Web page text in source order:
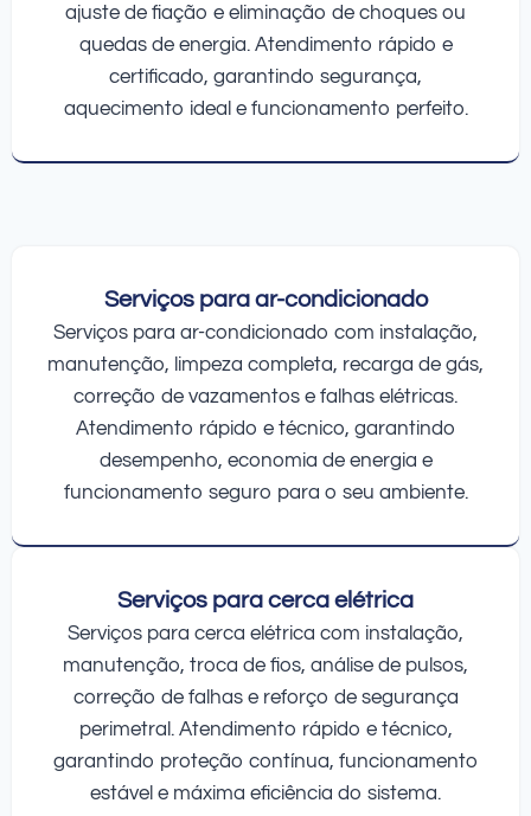
ajuste de fiação e eliminação de choques ou
quedas de energia. Atendimento rápido e
certificado, garantindo segurança,
aquecimento ideal e funcionamento perfeito.
Serviços para ar-condicionado
Serviços para ar-condicionado com instalação,
manutenção, limpeza completa, recarga de gás,
correção de vazamentos e falhas elétricas.
Atendimento rápido e técnico, garantindo
desempenho, economia de energia e
funcionamento seguro para o seu ambiente.
Serviços para cerca elétrica
Serviços para cerca elétrica com instalação,
manutenção, troca de fios, análise de pulsos,
correção de falhas e reforço de segurança
perimetral. Atendimento rápido e técnico,
garantindo proteção contínua, funcionamento
estável e máxima eficiência do sistema.